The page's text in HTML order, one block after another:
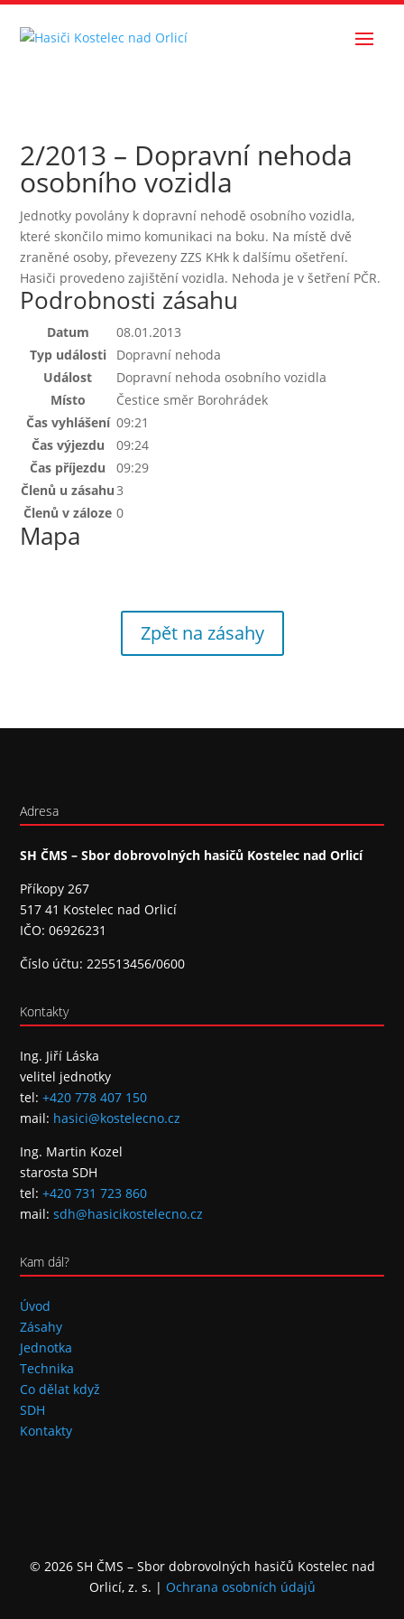
2/2013 – Dopravní nehoda
osobního vozidla
Jednotky povolány k dopravní nehodě osobního vozidla,
které skončilo mimo komunikaci na boku. Na místě dvě
zraněné osoby, převezeny ZZS KHk k dalšímu ošetření.
Hasiči provedeno zajištění vozidla. Nehoda je v šetření PČR.
Podrobnosti zásahu
Datum
08.01.2013
Typ události
Dopravní nehoda
Událost
Dopravní nehoda osobního vozidla
Místo
Čestice směr Borohrádek
Čas vyhlášení 09:21
Čas výjezdu
09:24
Čas příjezdu
09:29
Členů u zásahu3
Členů v záloze 0
Mapa
Zpět na zásahy
Adresa
SH ČMS – Sbor dobrovolných hasičů Kostelec nad Orlicí
Příkopy 267
517 41 Kostelec nad Orlicí
IČO: 06926231
Číslo účtu: 225513456/0600
Kontakty
Ing. Jiří Láska
velitel jednotky
tel:+420 778 407 150
mail: hasici@kostelecno.cz
Ing. Martin Kozel
starosta SDH
tel:+420 731 723 860
mail:sdh@hasicikostelecno.cz
Kam dál?
Úvod
Zásahy
Jednotka
Technika
Co dělat když
SDH
Kontakty
© 2026 SH ČMS – Sbor dobrovolných hasičů Kostelec nad
Orlicí, z. s. | Ochrana osobních údajů